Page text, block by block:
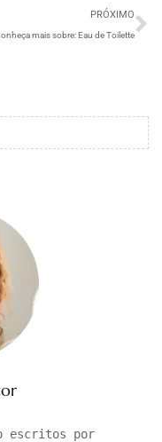
PRÓXIMO
mais sobre: Eau de Toilette
escritos por